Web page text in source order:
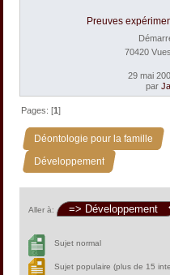
Preuves
70420
29 mai
par
Pages: [1]
Déontologie pour la famille »
Développement
Aller à:
Sujet normal
Sujet populaire (plus de 15